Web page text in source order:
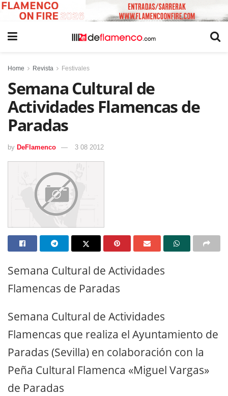
Home Revista Festivales
Semana Cultural de
Actividades Flamencas de
Paradas
by DeFlamenco 3 08 2012
Semana Cultural de Actividades
Flamencas de Paradas
Semana Cultural de Actividades
Flamencas que realiza el Ayuntamiento de
Paradas (Sevilla) en colaboración con la
Peña Cultural Flamenca «Miguel Vargas»
de Paradas